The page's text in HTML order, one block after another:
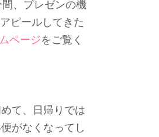
、プレゼンの機
ピールしてきた
ページをご覧く
て、日帰りでは
がなくなってし